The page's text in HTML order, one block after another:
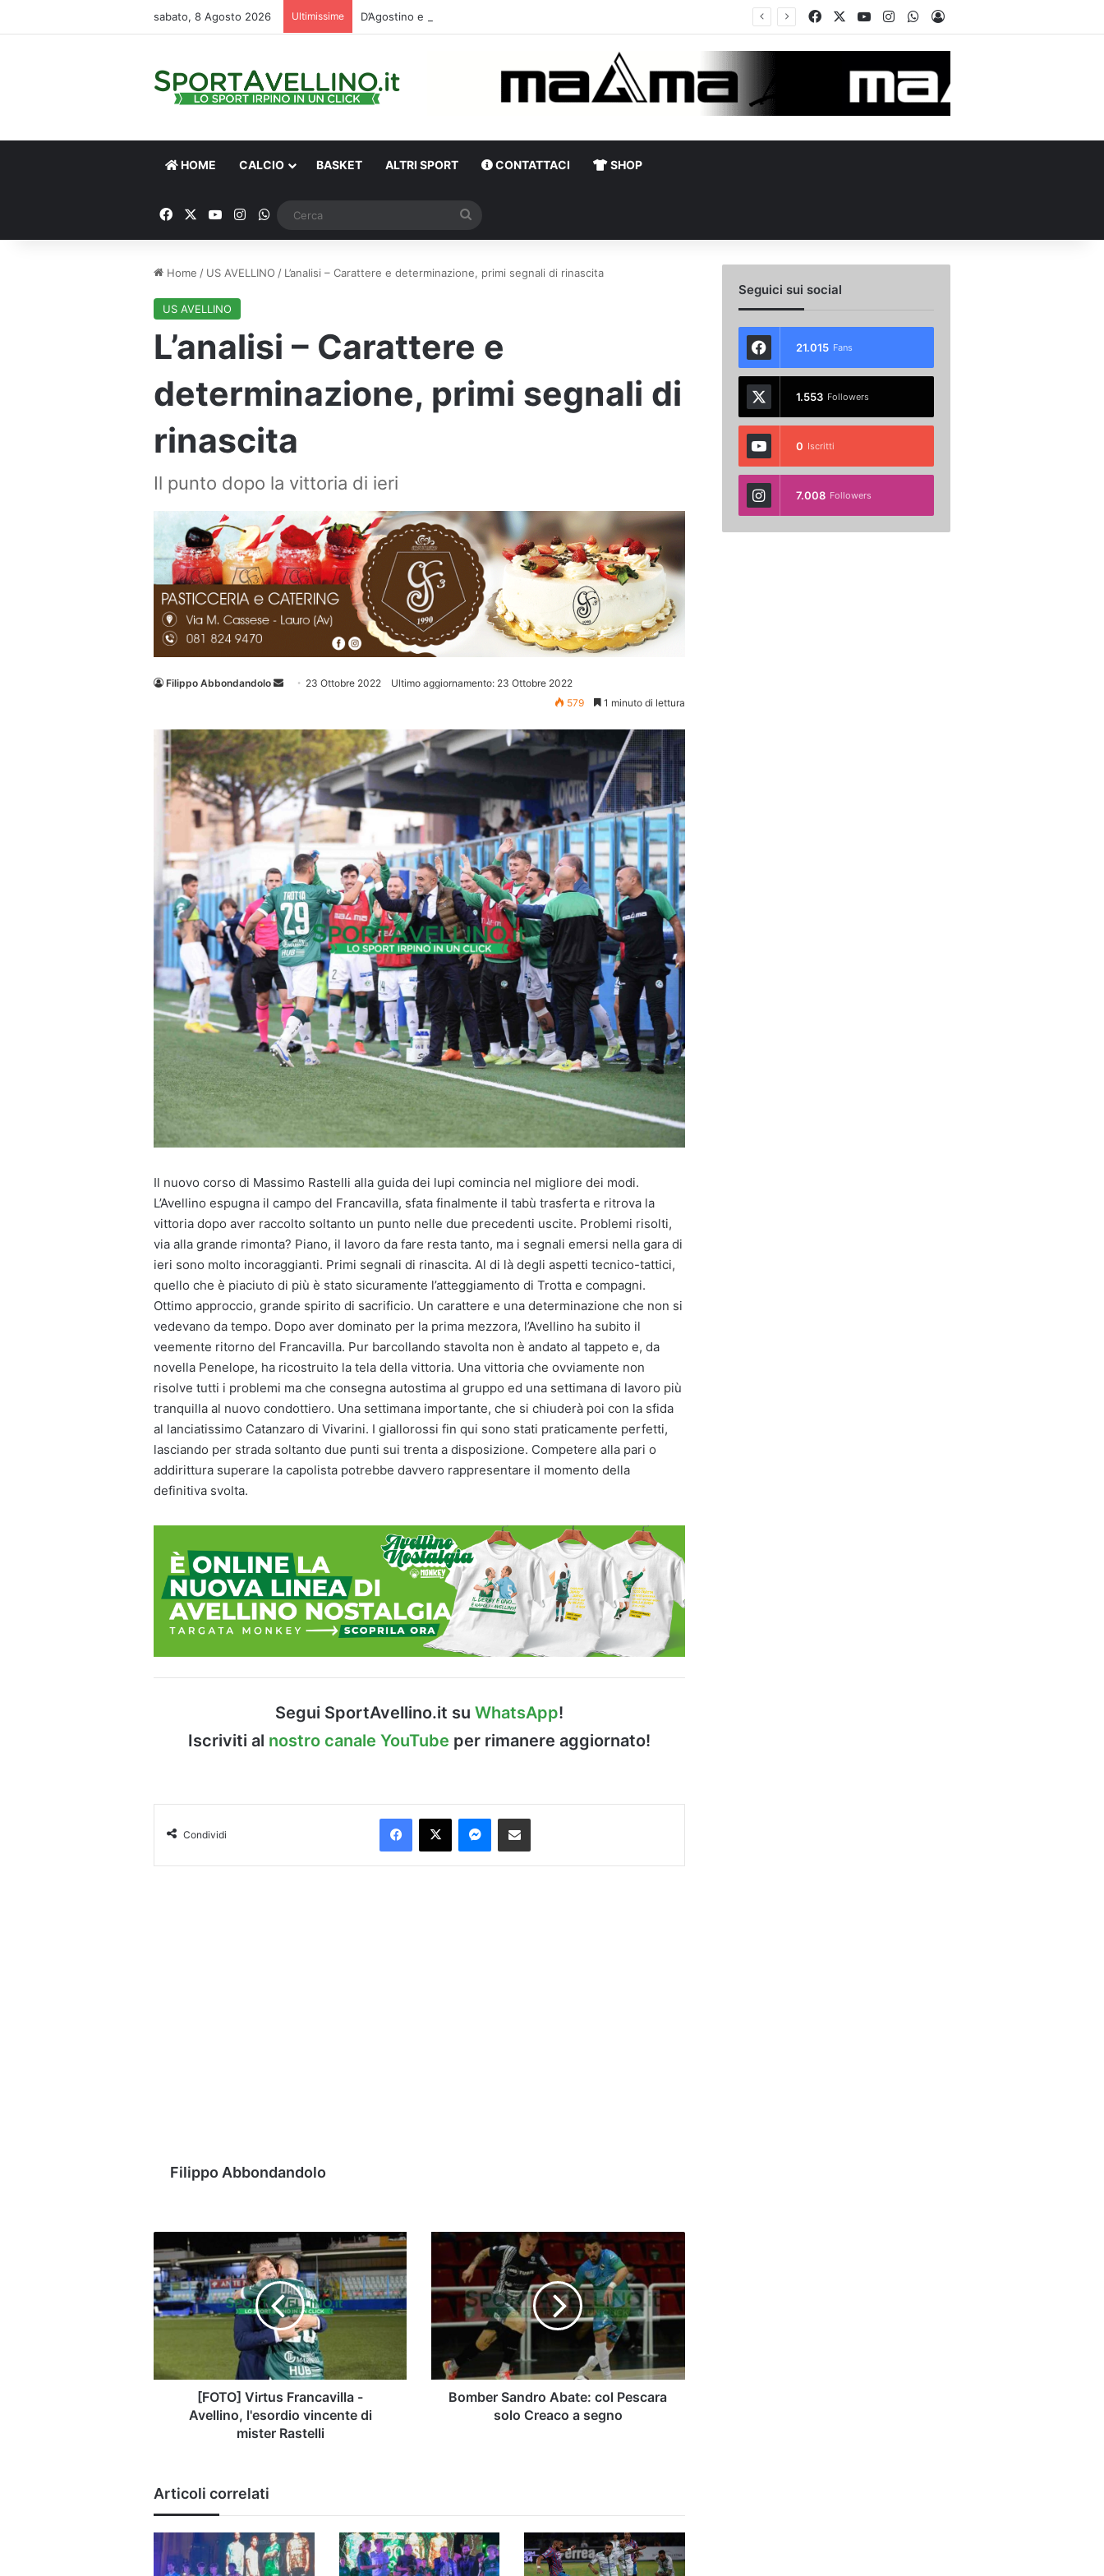
sabato, 8 Agosto 2026 Ultimissime FacebookYou TubeInstagramWhatsApp
Accedi
HOME CALCIO BASKET ALTRI SPORT CONTATTACI SHOP
FacebookYou TubeInstagram
WhatsApp
Home / US AVELLINO / L’analisi – Carattere e determinazione, primi segnali di rinascita
US AVELLINO
L’analisi – Carattere e
determinazione, primi segnali di
rinascita
Il punto dopo la vittoria di ieri
Filippo Abbondandolo
Invia 23 Ottobre 2022
Ultimo aggiornamento: 23 Ottobre 2022
579
1 minuto di lettura
Il nuovo corso di Massimo Rastelli alla guida dei lupi comincia nel migliore dei modi.
L’Avellino espugna il campo del Francavilla, sfata finalmente il tabù trasferta e ritrova la
vittoria dopo aver raccolto soltanto un punto nelle due precedenti uscite. Problemi risolti,
via alla grande rimonta? Piano, il lavoro da fare resta tanto, ma i segnali emersi nella gara di
ieri sono molto incoraggianti. Primi segnali di rinascita. Al di là degli aspetti tecnico-tattici,
quello che è piaciuto di più è stato sicuramente l’atteggiamento di Trotta e compagni.
Ottimo approccio, grande spirito di sacrificio. Un carattere e una determinazione che non si
vedevano da tempo. Dopo aver dominato per la prima mezzora, l’Avellino ha subito il
veemente ritorno del Francavilla. Pur barcollando stavolta non è andato al tappeto e, da
novella Penelope, ha ricostruito la tela della vittoria. Una vittoria che ovviamente non
risolve tutti i problemi ma che consegna autostima al gruppo ed una settimana di lavoro più
tranquilla al nuovo condottiero. Una settimana importante, che si chiuderà poi con la sfida
al lanciatissimo Catanzaro di Vivarini. I giallorossi fin qui sono stati praticamente perfetti,
lasciando per strada soltanto due punti sui trenta a disposizione. Competere alla pari o
addirittura superare la capolista potrebbe davvero rappresentare il momento della
definitiva svolta.
Segui SportAvellino.it su WhatsApp!
Iscriviti al nostro canale YouTube per rimanere aggiornato!
Condividi
Facebook
X Messenger
Condividi via Email
Filippo Abbondandolo
[FOTO]
Virtus
Francavilla
-
Avellino,
mister
[FOTO] Virtus Francavilla -
Avellino, l'esordio vincente di
mister Rastelli
Bomber
Sandro
Abate:
col
Pescara
solo
segno
Bomber Sandro Abate: col Pescara
solo Creaco a segno
Articoli correlati
Seguici sui social
21.015 Fans
1.553 Followers
0 Iscritti
7.008 Followers